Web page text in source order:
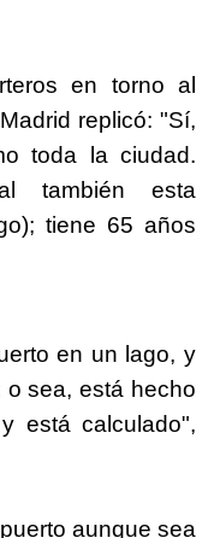
en torno al
replicó: "Sí,
toda la ciudad.
también esta
tiene 65 años
en un lago, y
o sea, está hecho
está calculado",
aunque sea